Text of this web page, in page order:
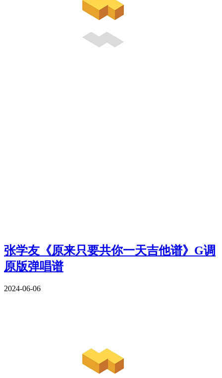
张学友《原来只要共你一天吉他谱》G调
原版弹唱谱
2024-06-06